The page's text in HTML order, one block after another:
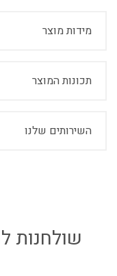
מידות מוצר
תכונות המוצר
השירותים שלנו
שולחנות